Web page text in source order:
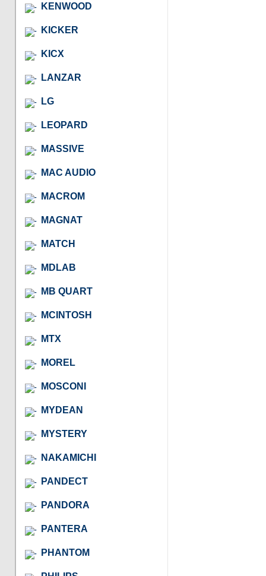
KENWOOD
KICKER
KICX
LANZAR
LG
LEOPARD
MASSIVE
MAC AUDIO
MACROM
MAGNAT
MATCH
MDLAB
MB QUART
MCINTOSH
MTX
MOREL
MOSCONI
MYDEAN
MYSTERY
NAKAMICHI
PANDECT
PANDORA
PANTERA
PHANTOM